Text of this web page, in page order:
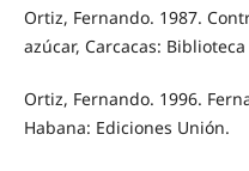
Ortiz, Fernando. 1987.
azúcar, Carcacas:
Ortiz, Fernando. 1996.
Habana: Ediciones Unión.